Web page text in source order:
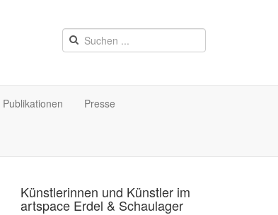
Publikationen Presse
Künstlerinnen und Künstler im
artspace Erdel & Schaulager